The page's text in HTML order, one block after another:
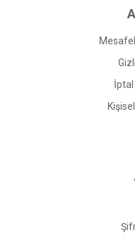
İptal